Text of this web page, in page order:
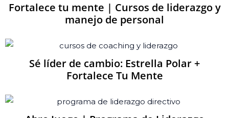
Fortalece tu mente | Cursos de liderazgo y
manejo de personal
Sé líder de cambio: Estrella Polar +
Fortalece Tu Mente